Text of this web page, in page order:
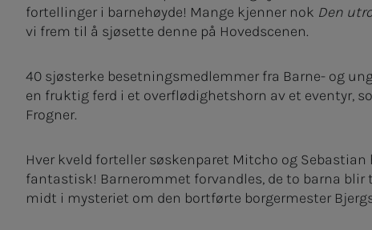
fortellinger i barnehøyde! Mange kjenner nok Den
vi frem til å sjøsette denne på Hovedscenen.
40 sjøsterke besetningsmedlemmer fra Barne- og
en fruktig ferd i et overflødighetshorn av et eventyr,
Frogner.
Hver kveld forteller søskenparet Mitcho og
fantastisk! Barnerommet forvandles, de to barna
midt i mysteriet om den bortførte borgermester